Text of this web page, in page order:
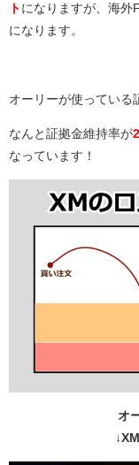
ト になりますが、海外
になります。
オーリーが使っている
なんと証拠金維持率が
なっています！
オ